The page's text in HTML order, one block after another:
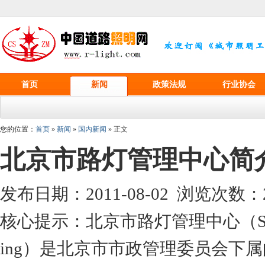
首页 新闻 政策法规 行业协会
您的位置： 首页 » 新闻 » 国内新闻 » 正文
北京市路灯管理中心简
发布日期：2011-08-02 浏览次数：
核心提示：北京市路灯管理中心（
ing）是北京市市政管理委员会下